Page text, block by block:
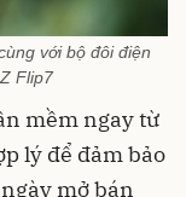
với bộ đôi điện
Flip7
mềm ngay từ
lý để đảm bảo
mở bán